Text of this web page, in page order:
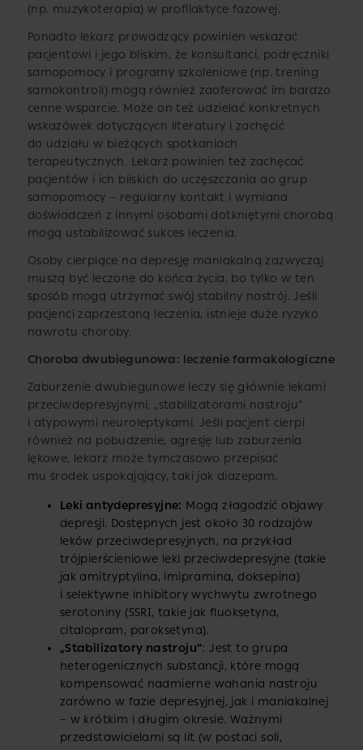
(np. muzykoterapia) w profilaktyce fazowej.
Ponadto lekarz prowadzący powinien wskazać
pacjentowi i jego bliskim, że konsultanci, podręczniki
samopomocy i programy szkoleniowe (np. trening
samokontroli) mogą również zaoferować im bardzo
cenne wsparcie. Może on też udzielać konkretnych
wskazówek dotyczących literatury i zachęcić
do udziału w bieżących spotkaniach
terapeutycznych. Lekarz powinien też zachęcać
pacjentów i ich bliskich do uczęszczania do grup
samopomocy – regularny kontakt i wymiana
doświadczeń z innymi osobami dotkniętymi chorobą
mogą ustabilizować sukces leczenia.
Osoby cierpiące na depresję maniakalną zazwyczaj
muszą być leczone do końca życia, bo tylko w ten
sposób mogą utrzymać swój stabilny nastrój. Jeśli
pacjenci zaprzestaną leczenia, istnieje duże ryzyko
nawrotu choroby.
Choroba dwubiegunowa: leczenie farmakologiczne
Zaburzenie dwubiegunowe leczy się głównie lekami
przeciwdepresyjnymi, „stabilizatorami nastroju”
i atypowymi neuroleptykami. Jeśli pacjent cierpi
również na pobudzenie, agresję lub zaburzenia
lękowe, lekarz może tymczasowo przepisać
mu środek uspokajający, taki jak diazepam.
Leki antydepresyjne: Mogą złagodzić objawy
depresji. Dostępnych jest około 30 rodzajów
leków przeciwdepresyjnych, na przykład
trójpierścieniowe leki przeciwdepresyjne (takie
jak amitryptylina, imipramina, doksepina)
i selektywne inhibitory wychwytu zwrotnego
serotoniny (SSRI, takie jak fluoksetyna,
citalopram, paroksetyna).
„Stabilizatory nastroju”: Jest to grupa
heterogenicznych substancji, które mogą
kompensować nadmierne wahania nastroju
zarówno w fazie depresyjnej, jak i maniakalnej
– w krótkim i długim okresie. Ważnymi
przedstawicielami są lit (w postaci soli,